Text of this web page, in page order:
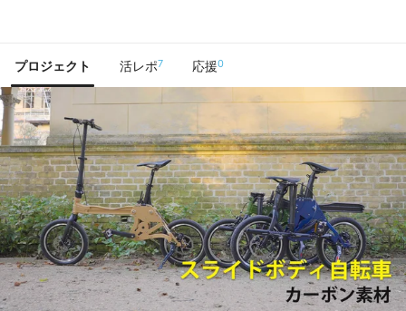
プロジェクト 活レポ7 応援0